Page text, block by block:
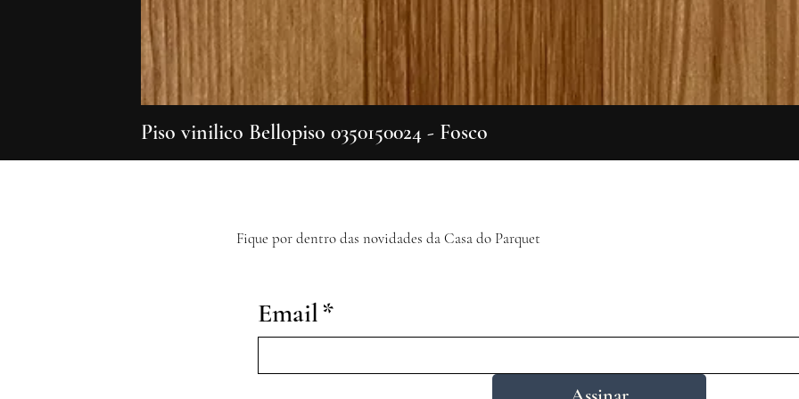
Piso vinilico Bellopiso 0350150024 - Fosco
Email*
Fique por dentro das novidades da Casa do Parquet